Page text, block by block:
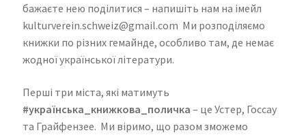
бажаєте нею поділитися – напишіть нам на імейл
kulturverein.schweiz@gmail.com Ми розподіляємо
книжки по різних гемайнде, особливо там, де немає
жодної української літератури.
Перші три міста, які матимуть
#українська_книжкова_поличка – це Устер, Госсау
та Грайфензее. Ми віримо, що разом зможемо